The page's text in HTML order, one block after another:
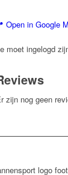
Open in Google
moet ingelogd
zijn nog geen